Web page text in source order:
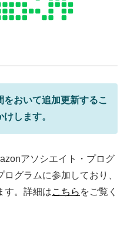
をおいて追加更新するこ
します。
アソシエイト・プログ
グラムに参加しており、
す。詳細はこちら をご覧く